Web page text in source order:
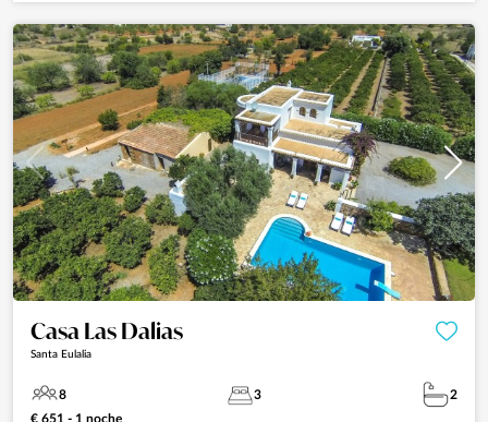
Casa Las Dalias
Santa Eulalia
8 3
2
€ 651 - 1 noche